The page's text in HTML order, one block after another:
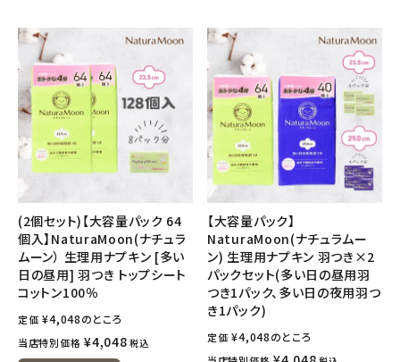
(2個セット)【大容量パック 64
個入】NaturaMoon(ナチュラ
ムーン） 生理用ナプキン [多い
日の昼用] 羽つき トップシート
コットン100％
定価 ¥4,048のところ
当店特別価格 ¥4,048 税込
【大容量パック】
NaturaMoon(ナチュラムー
ン) 生理用ナプキン 羽つき×2
パックセット(多い日の昼用羽
つき1パック、多い日の夜用羽つ
き1パック)
定価 ¥4,048のところ